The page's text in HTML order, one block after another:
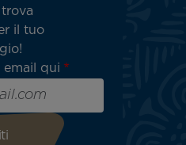
il tuo
email qui